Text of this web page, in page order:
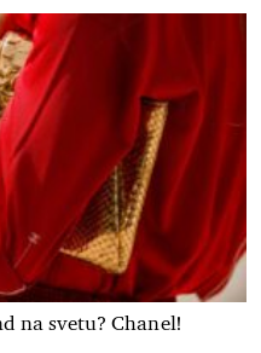
na svetu? Chanel!